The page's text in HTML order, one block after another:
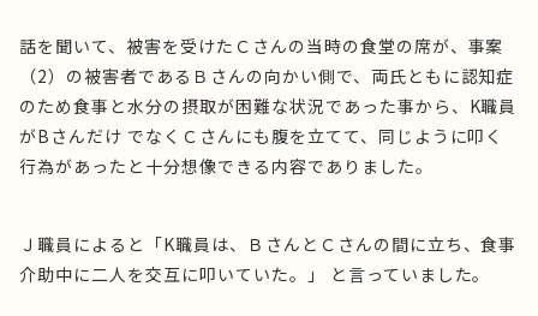
話を聞いて、被害を受けたＣさんの当時の食堂の席が、事案
（2）の被害者であるＢさんの向かい側で、両氏ともに認知症
のため食事と水分の摂取が困難な状況であった事から、K職員
がBさんだけ でなくＣさんにも腹を立てて、同じように叩く
行為があったと十分想像できる内容でありました。
Ｊ職員によると「K職員は、ＢさんとＣさんの間に立ち、食事
介助中に二人を交互に叩いていた。」 と言っていました。